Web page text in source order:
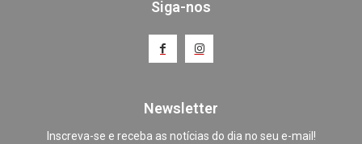
Siga-nos
Newsletter
Inscreva-se e receba as notícias do dia no seu e-mail!